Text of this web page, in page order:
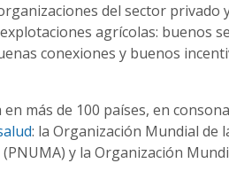
del sector privado
agrícolas: buenos
conexiones y buenos
más de 100 países, en
: la Organización Mundial de
y la Organización